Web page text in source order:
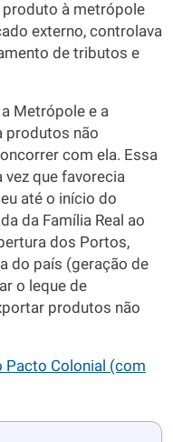
à metrópole
externo, controlava
de tributos e
Metrópole e a
produtos não
com ela. Essa
vez que favorecia
até o início do
da Família Real ao
dos Portos,
do país (geração de
o leque de
produtos não
Pacto Colonial (com